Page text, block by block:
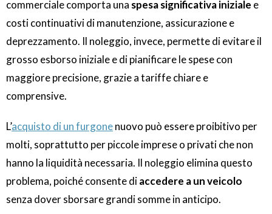
commerciale comporta una spesa significativa iniziale e
costi continuativi di manutenzione, assicurazione e
deprezzamento. Il noleggio, invece, permette di evitare il
grosso esborso iniziale e di pianificare le spese con
maggiore precisione, grazie a tariffe chiare e
comprensive.
L’acquisto di un furgonenuovo può essere proibitivo per
molti, soprattutto per piccole imprese o privati che non
hanno la liquidità necessaria. Il noleggio elimina questo
problema, poiché consente diaccedere a un veicolo
senza dover sborsare grandi somme in anticipo.